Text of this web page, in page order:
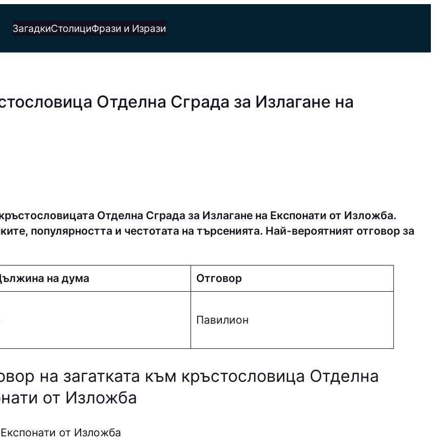
ЗагадкиСтолициФрази и Изрази
Отделна Сграда за Излагане на
Отделна Сграда за Излагане на Експонати от Изложба.
популярността и честотата на търсенията. Най-вероятният отговор за
на дума Отговор
Пaвилиoн
на загатката към кръстословица Отделна
от Изложба
от Изложба